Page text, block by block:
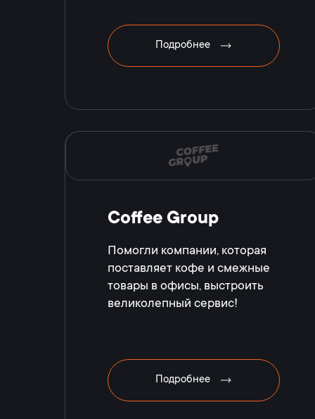
Подробнее
Coffee Group
Помогли компании, которая
поставляет кофе и смежные
товары в офисы, выстроить
великолепный сервис!
Подробнее